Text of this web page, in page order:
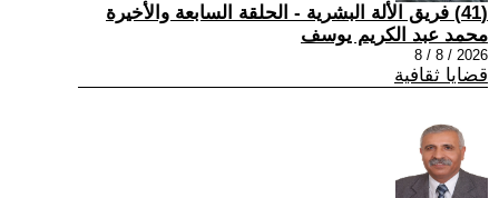
(41) فريق الألة البشرية - الحلقة السابعة والأخيرة
محمد عبد الكريم يوسف
2026 / 8 / 8
قضايا ثقافية